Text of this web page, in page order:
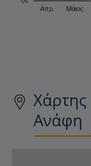
Απρ. Μάιος.
Ανάφη